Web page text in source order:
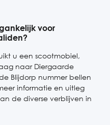
voor
u een scootmobiel,
naar Diergaarde
Blijdorp nummer bellen
informatie en uitleg
de diverse verblijven in